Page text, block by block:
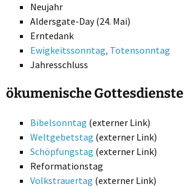
Neujahr
Aldersgate-Day (24. Mai)
Erntedank
Ewigkeitssonntag, Totensonntag
Jahresschluss
ökumenische Gottesdienste
Bibelsonntag (externer Link)
Weltgebetstag (externer Link)
Schöpfungstag (externer Link)
Reformationstag
Volkstrauertag (externer Link)